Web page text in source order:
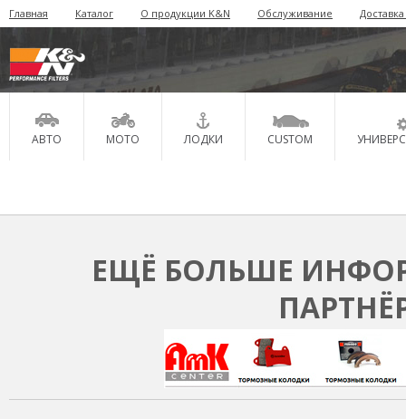
Главная Каталог О продукции K&N Обслуживание
АВТО МОТО ЛОДКИ CUSTOM
ЕЩЁ БОЛЬШЕ